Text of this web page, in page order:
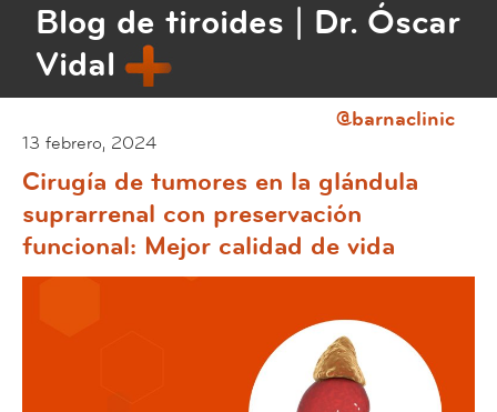
Blog de tiroides | Dr. Óscar
Vidal
@barnaclinic
13 febrero, 2024
Cirugía de tumores en la glándula
suprarrenal con preservación
funcional: Mejor calidad de vida